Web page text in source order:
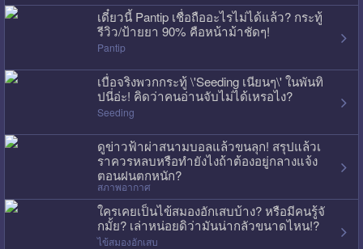
เดี๋ยวนี้ Pantip เชื่อถืออะไรไม่ได้แล้ว? กระทู้
รีวิว/ป้ายยา 90% คือหน้าม้าชัดๆ!
Pantip
เบื่อจริงพวกกระทู้ \'Seeding เนียนๆ\' ในพันทิ
ปนี่อ่ะ! คิดว่าคนอ่านจับไม่ได้เหรอไง?
Seeding
ดูข่าวฟ้าผ่าสนามบอลแล้วขนลุก! สรุปแล้วเ
ราควรหลบหรือทำยังไงถ้าต้องอยู่กลางแจ้ง
ตอนฝนตกหนัก?
สภาพอากาศ
ใครเคยเป็นไข้สมองอักเสบบ้าง? หรือมีคนรู้จั
กมั้ย? เล่าหน่อยดิว่ามันน่ากลัวขนาดไหน!?
ไข้สมองอักเสบ